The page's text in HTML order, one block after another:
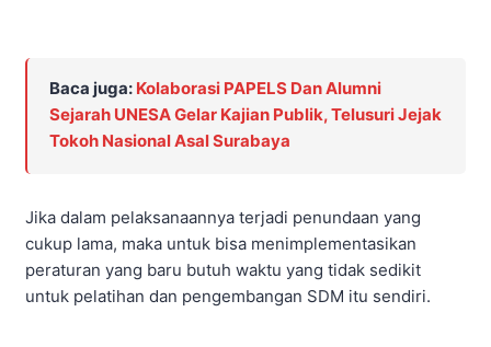
Baca juga: Kolaborasi PAPELS Dan Alumni
Sejarah UNESA Gelar Kajian Publik, Telusuri Jejak
Tokoh Nasional Asal Surabaya
Jika dalam pelaksanaannya terjadi penundaan yang
cukup lama, maka untuk bisa menimplementasikan
peraturan yang baru butuh waktu yang tidak sedikit
untuk pelatihan dan pengembangan SDM itu sendiri.